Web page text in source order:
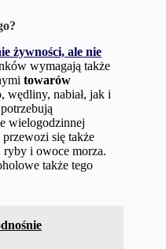
żywności, ale nie
wymagają także
towarów
wędliny, nabiał, jak i
wielogodzinnej
się także
ryby i owoce morza.
także tego